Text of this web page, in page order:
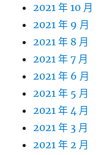
2021 年 10 月
2021 年 9 月
2021 年 8 月
2021 年 7 月
2021 年 6 月
2021 年 5 月
2021 年 4 月
2021 年 3 月
2021 年 2 月